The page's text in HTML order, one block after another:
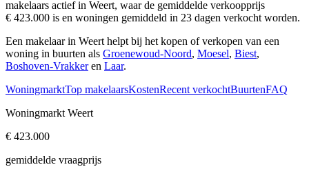
makelaars actief in Weert, waar de gemiddelde verkoopprijs
€ 423.000 is en woningen gemiddeld in 23 dagen verkocht worden.
Een makelaar in Weert helpt bij het kopen of verkopen van een
woning in buurten als Groenewoud-Noord, Moesel, Biest,
Boshoven-Vrakkeren Laar.
WoningmarktTop makelaarsKostenRecent verkochtBuurtenFAQ
Woningmarkt Weert
€ 423.000
gemiddelde vraagprijs